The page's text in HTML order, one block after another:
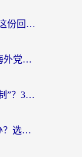
海外看国内电视剧的app选不对？这份回国加速器避坑指南帮你流畅追剧
喜马拉雅地区限制DNS怎么破？海外党听国内音乐听书的终极解决方案
在海外听喜马拉雅总提示“地区限制”？3步轻松解除+听国内音乐全攻略
在国外登录不了国内小程序怎么办？选对回国加速器，轻松解锁国内资源